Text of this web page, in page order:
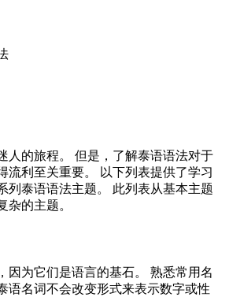
人的旅程。 但是，了解泰语语法对于
流利至关重要。 以下列表提供了学习
列泰语语法主题。 此列表从基本主题
杂的主题。
因为它们是语言的基石。 熟悉常用名
语名词不会改变形式来表示数字或性